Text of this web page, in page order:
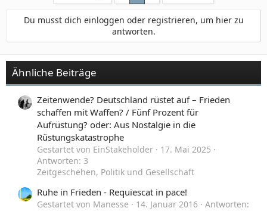
Du musst dich einloggen oder registrieren, um hier zu
antworten.
Ähnliche Beiträge
Zeitenwende? Deutschland rüstet auf – Frieden
schaffen mit Waffen? / Fünf Prozent für
Aufrüstung? oder: Aus Nostalgie in die
Rüstungskatastrophe
Gestartet von EinStakeholder
17. Mai 2025
Antworten: 3
Zeitgeschehen, Politik und Gesellschaft
Ruhe in Frieden - Requiescat in pace!
Gestartet von Manesse 14. Januar 2016
Antworten: